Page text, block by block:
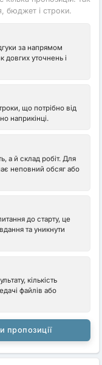
бюджет і строки.
за напрямом
довгих уточнень і
що потрібно від
наприкінці.
а й склад робіт. Для
неповний обсяг або
до старту, це
та уникнути
кількість
файлів або
пропозиції